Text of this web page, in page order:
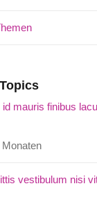
mauris finibus
vestibulum nisi